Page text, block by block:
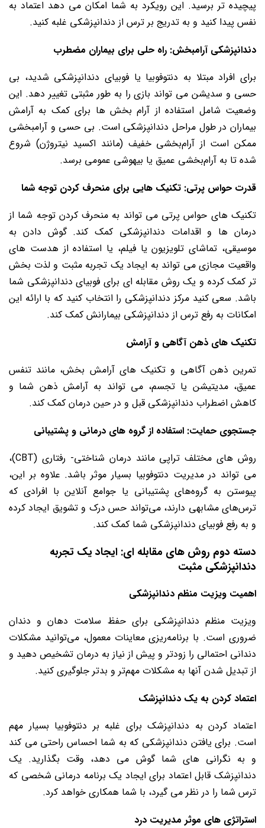
پیچیده تر برسید. این رویکرد به شما امکان می دهد اعتماد به
نفس پیدا کنید و به تدریج بر ترس از دندانپزشکی غلبه کنید.
دندانپزشکی آرامبخش: راه حلی برای بیماران مضطرب
برای افراد مبتلا به دنتوفوبیا یا فوبیای دندانپزشکی شدید، بی
حسی و سدیشن می تواند بازی را به طور مثبتی تغییر دهد. این
وضعیت شامل استفاده از آرام بخش ها برای کمک به آرامش
بیماران در طول مراحل دندانپزشکی است. بی حسی و آرامبخشی
ممکن است از آرام‌بخشی خفیف (مانند اکسید نیتروژن) شروع
شده تا به آرام‌بخشی عمیق یا بیهوشی عمومی برسد.
قدرت حواس پرتی: تکنیک هایی برای منحرف کردن توجه شما
تکنیک های حواس پرتی می تواند به منحرف کردن توجه شما از
درمان ها و اقدامات دندانپزشکی کمک کند. گوش دادن به
موسیقی، تماشای تلویزیون یا فیلم، یا استفاده از هدست های
واقعیت مجازی می تواند به ایجاد یک تجربه مثبت و لذت بخش
تر کمک کرده و یک روش مقابله ای برای فوبیای دندانپزشکی شما
باشد. سعی کنید مرکز دندانپزشکی را انتخاب کنید که با ارائه این
امکانات به رفع ترس از دندانپزشکی بیمارانش کمک کند.
تکنیک های ذهن آگاهی و آرامش
تمرین ذهن آگاهی و تکنیک های آرامش بخش، مانند تنفس
عمیق، مدیتیشن یا تجسم، می تواند به آرامش ذهن شما و
کاهش اضطراب دندانپزشکی قبل و در حین درمان کمک کند.
جستجوی حمایت: استفاده از گروه های درمانی و پشتیبانی
روش های مختلف تراپی مانند درمان شناختی- رفتاری (CBT)،
می تواند در مدیریت دنتوفوبیا بسیار موثر باشد. علاوه بر این،
پیوستن به گروه‌های پشتیبانی یا جوامع آنلاین با افرادی که
ترس‌های مشابهی دارند، می‌تواند حس درک و تشویق ایجاد کرده
و به رفع فوبیای دندانپزشکی شما کمک کند.
دسته دوم روش های مقابله ای: ایجاد یک تجربه
دندانپزشکی مثبت
اهمیت ویزیت منظم دندانپزشکی
ویزیت منظم دندانپزشکی برای حفظ سلامت دهان و دندان
ضروری است. با برنامه‌ریزی معاینات معمول، می‌توانید مشکلات
دندانی احتمالی را زودتر و پیش از نیاز به درمان تشخیص دهید و
از تبدیل شدن آنها به مشکلات مهم‌تر و بدتر جلوگیری کنید.
اعتماد کردن به یک دندانپزشک
اعتماد کردن به دندانپزشک برای غلبه بر دنتوفوبیا بسیار مهم
است. برای یافتن دندانپزشکی که به شما احساس راحتی می کند
و به نگرانی های شما گوش می دهد، وقت بگذارید. یک
دندانپزشک قابل اعتماد برای ایجاد یک برنامه درمانی شخصی که
ترس شما را در نظر می گیرد، با شما همکاری خواهد کرد.
استراتژی های موثر مدیریت درد